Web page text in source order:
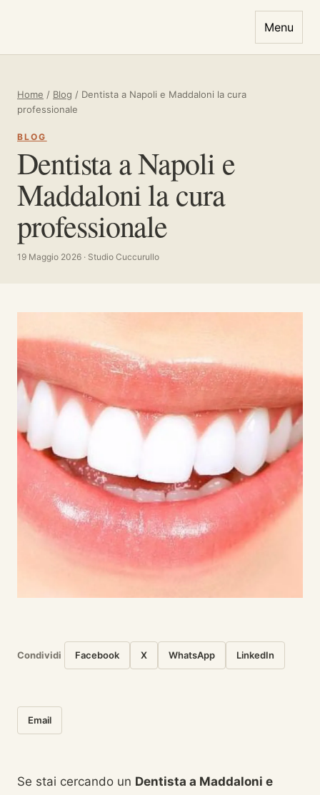
Menu
Home / Blog / Dentista a Napoli e Maddaloni la cura
professionale
BLOG
Dentista a Napoli e
Maddaloni la cura
professionale
19 Maggio 2026 · Studio Cuccurullo
Condividi Facebook X WhatsApp LinkedIn
Email
Se stai cercando un Dentista a Maddaloni e